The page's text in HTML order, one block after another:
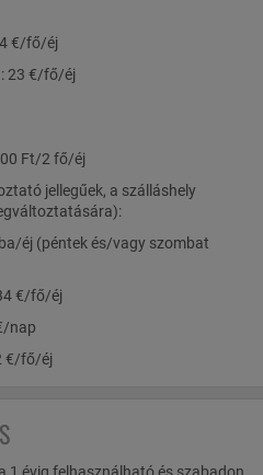
€/fő/éj
23 €/fő/éj
Ft/2 fő/éj
jellegűek, a szálláshely
éj (péntek és/vagy szombat
€/fő/éj
nap
€/fő/éj